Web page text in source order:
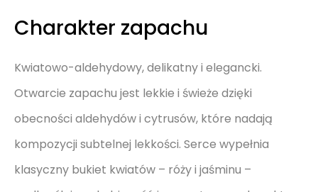
Charakter zapachu
Kwiatowo-aldehydowy, delikatny i elegancki.
Otwarcie zapachu jest lekkie i świeże dzięki
obecności aldehydów i cytrusów, które nadają
kompozycji subtelnej lekkości. Serce wypełnia
klasyczny bukiet kwiatów – róży i jaśminu –